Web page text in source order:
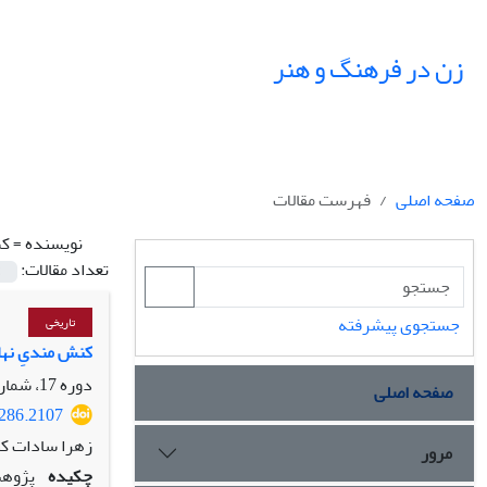
زن در فرهنگ و هنر
صفحه اصلی
فهرست مقالات
نویسنده =
تعداد مقالات:
تاریخی
کنش مندیِ
دوره 17، شماره 3، پاییز 1404، صفحه
زهرا سادات
چکیده
جستجوی پیشرفته
صفحه اصلی
مرور